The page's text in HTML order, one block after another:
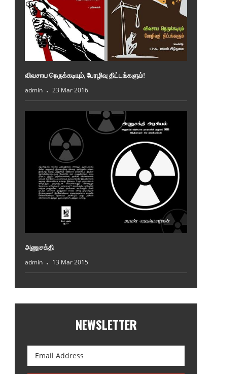
விவசாய நெருக்கடியும், பேரழிவு திட்டங்களும்!
admin 23 Mar 2016
அணுசக்தி
admin 13 Mar 2015
NEWSLETTER